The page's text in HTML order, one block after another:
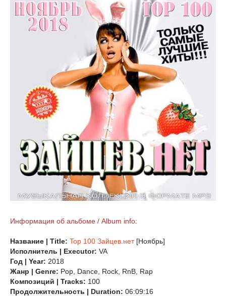
Информация об альбоме / Album info:
Название | Title: Top 100 Зайцев.нет[Ноябрь]
Исполнитель | Executor: VA
Год | Year: 2018
Жанр | Genre: Pop, Dance, Rock, RnB, Rap
Композиций | Tracks: 100
Продолжительность | Duration: 06:09:16